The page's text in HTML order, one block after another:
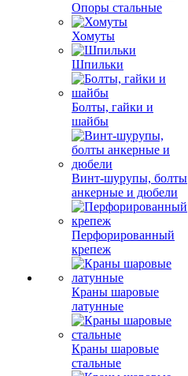
Опоры стальные
Хомуты
Шпильки
Болты, гайки и
шайбы
Винт-шурупы, болты
анкерные и дюбели
Перфорированный
крепеж
Краны шаровые
латунные
Краны шаровые
стальные